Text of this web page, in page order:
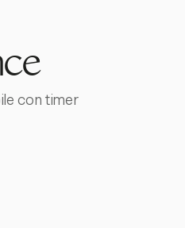
con timer